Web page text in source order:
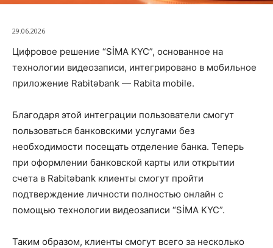
29.06.2026
Цифровое решение “SİMA KYC”, основанное на
технологии видеозаписи, интегрировано в мобильное
приложение Rabitəbank — Rabita mobile.
Благодаря этой интеграции пользователи смогут
пользоваться банковскими услугами без
необходимости посещать отделение банка. Теперь
при оформлении банковской карты или открытии
счета в Rabitəbank клиенты смогут пройти
подтверждение личности полностью онлайн с
помощью технологии видеозаписи “SİMA KYC”.
Таким образом, клиенты смогут всего за несколько